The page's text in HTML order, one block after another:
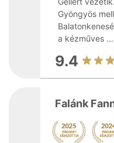
Gyöngyös
a kézműves ...
9.4
Falánk